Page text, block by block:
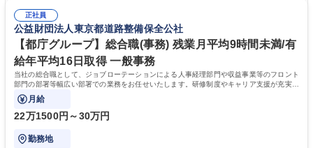
の他に担当頂く業務が発生する場合があります。 募集職種 【営業事務】
業務職/三井物産グループ/平均残業時間10H/完全週休2日
ション力がある方。 ・チャレンジを厭わず、粘り強く業務に取り組める
方。多様な関係者と謙虚に信頼関係を構築でき、期限を意識したスケジュ
ール管理が出来る方。※将来的に他部署（営業部門、コーポレート部門）
へのジョブローテーションの可能性があります。 学歴・資格 学歴：大学
院 大学 語学力： 資格：宅地建物取引士
正社員
公益財団法人東京都道路整備保全公社
【都庁グループ】総合職(事務) 残業月平均9時間未満/有
給年平均16日取得 一般事務
当社の総合職として、ジョブローテーションによる人事経理部門や収益事業等のフロント
部門の部署等幅広い部署での業務をお任せいたします。研修制度やキャリア支援が充実し
ております！ ※下記業務詳細
月給
22万1500円～30万円
勤務地